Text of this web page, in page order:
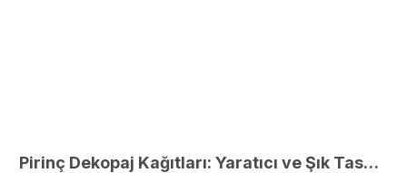
Pirinç Dekopaj Kağıtları: Yaratıcı ve Şık Tasarımlar İçin Uygulama Rehberi